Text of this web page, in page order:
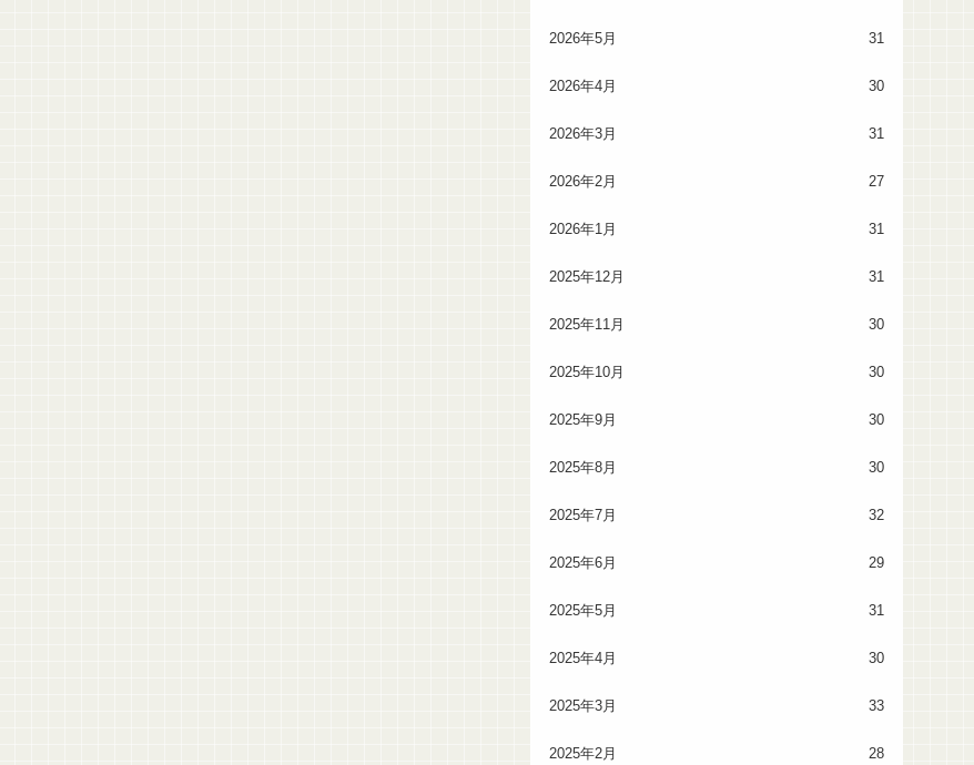
2026年5月 31
2026年4月 30
2026年3月 31
2026年2月 27
2026年1月 31
2025年12月 31
2025年11月 30
2025年10月 30
2025年9月 30
2025年8月 30
2025年7月 32
2025年6月 29
2025年5月 31
2025年4月 30
2025年3月 33
2025年2月 28